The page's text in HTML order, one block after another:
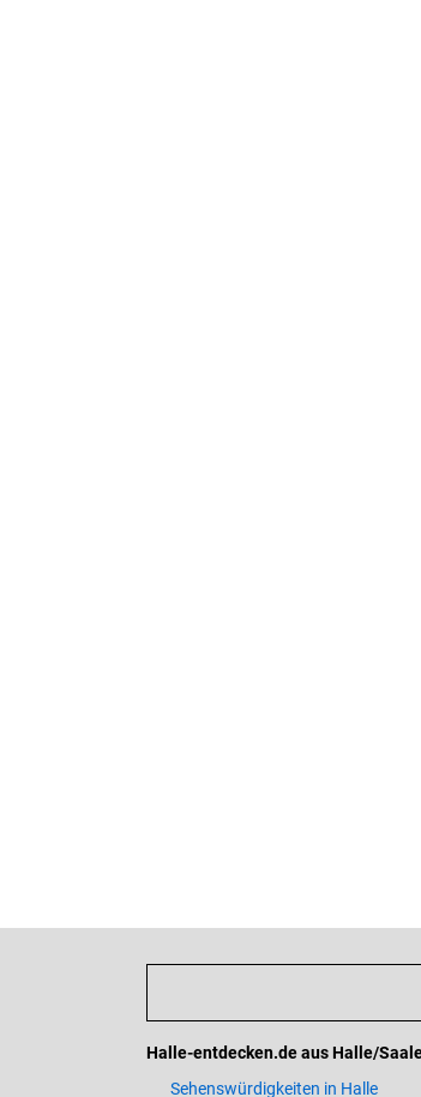
Halle-entdecken.de aus Halle/
Sehenswürdigkeiten in Halle